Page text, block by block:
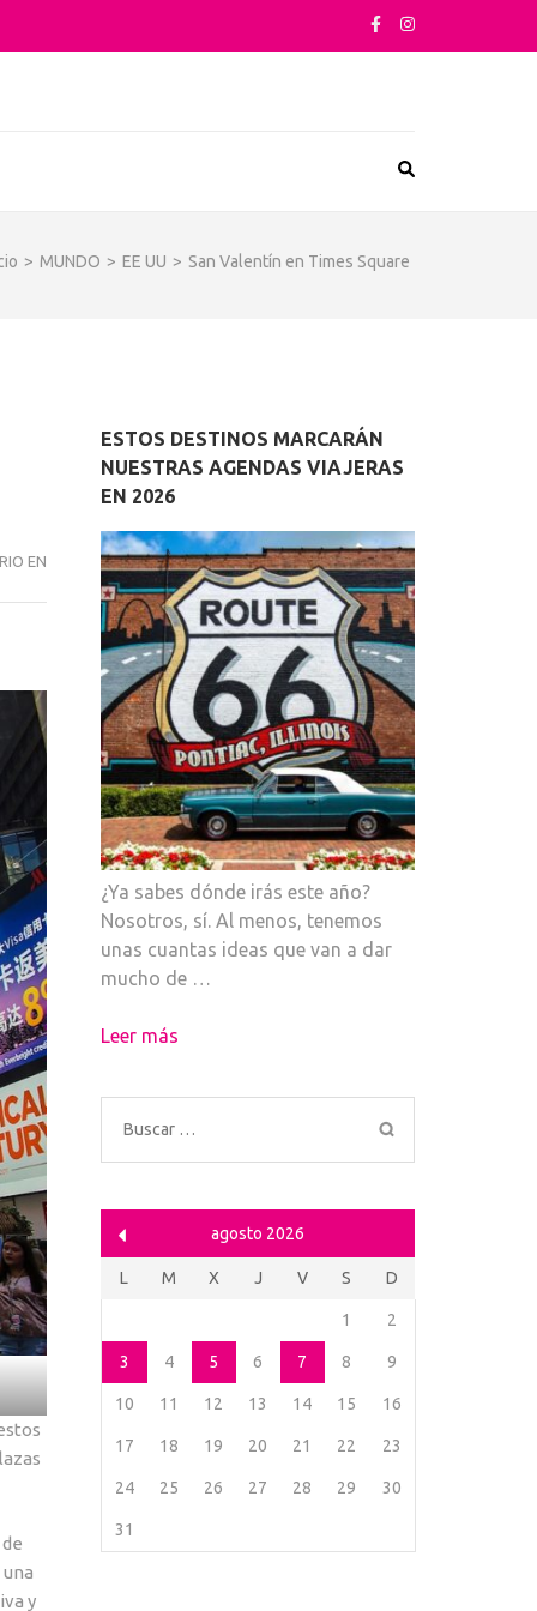
> MUNDO > EE UU > San Valentín en Times Square
ENSAN
VALENTÍN
SQUARE
y
ESTOS DESTINOS MARCARÁN
NUESTRAS AGENDAS VIAJERAS
EN 2026
¿Ya sabes dónde irás este año?
Nosotros, sí. Al menos, tenemos
unas cuantas ideas que van a dar
mucho de …
Leer más
Buscar:
agosto 2026
L M X J V S D
1 2
3 4 5 6 7 8 9
10 11 12 13 14 15 16
17 18 19 20 21 22 23
24 25 26 27 28 29 30
31